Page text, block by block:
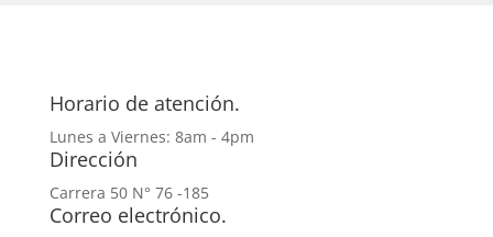
Horario de atención.
Lunes a Viernes: 8am - 4pm
Dirección
Carrera 50 N° 76 -185
Correo electrónico.